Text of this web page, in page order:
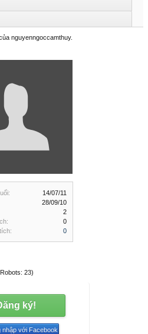
14/07/11
28/09/10
2
0
0
nguyenngoccamthuy.
23)
ký!
nhập với Facebook